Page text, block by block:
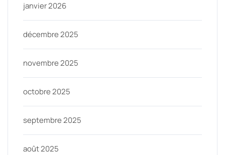
janvier 2026
décembre 2025
novembre 2025
octobre 2025
septembre 2025
août 2025